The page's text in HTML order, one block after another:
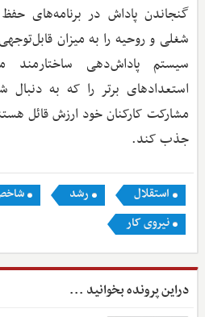
گنجاندن پاداش در برنامه‌های
شغلی و روحیه را به میزان
سیستم پاداش‌دهی ساختارمند
استعدادهای برتر را که به
مشارکت کارکنان خود ارزش قائل
جذب کند.
استقلال رشد
نیروی کار
دراین پرونده بخوانید ...